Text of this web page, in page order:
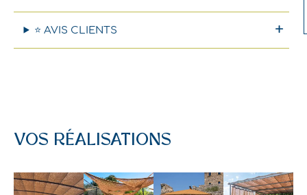
⭐ AVIS CLIENTS
VOS RÉALISATIONS